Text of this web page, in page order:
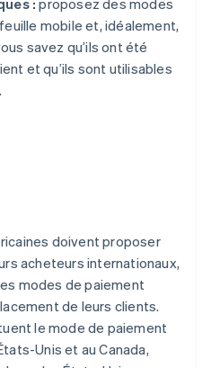
mobile et, idéalement,
savez qu’ils ont été
et qu’ils sont utilisables
doivent proposer
acheteurs internationaux,
modes de paiement
de leurs clients.
le mode de paiement
Unis et au Canada,